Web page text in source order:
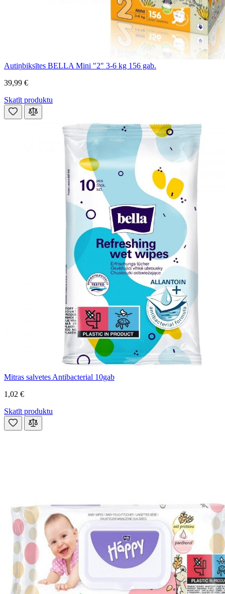
Autiņbiksītes BELLA Mini "2" 3-6 kg 156 gab.
39,99 €
Skatīt produktu
Mitras salvetes Antibacterial 10gab
1,02 €
Skatīt produktu